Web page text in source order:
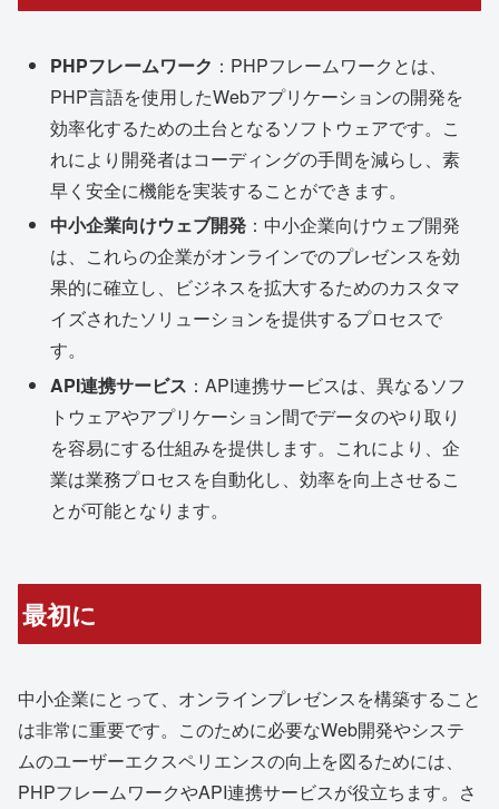
PHPフレームワーク ：PHPフレームワークとは、
PHP言語を使用したWebアプリケーションの開発を
効率化するための土台となるソフトウェアです。こ
れにより開発者はコーディングの手間を減らし、素
早く安全に機能を実装することができます。
中小企業向けウェブ開発 ：中小企業向けウェブ開発
は、これらの企業がオンラインでのプレゼンスを効
果的に確立し、ビジネスを拡大するためのカスタマ
イズされたソリューションを提供するプロセスで
す。
API連携サービス ：API連携サービスは、異なるソフ
トウェアやアプリケーション間でデータのやり取り
を容易にする仕組みを提供します。これにより、企
業は業務プロセスを自動化し、効率を向上させるこ
とが可能となります。
最初に
中小企業にとって、オンラインプレゼンスを構築すること
は非常に重要です。このために必要なWeb開発やシステ
ムのユーザーエクスペリエンスの向上を図るためには、
PHPフレームワークやAPI連携サービスが役立ちます。さ